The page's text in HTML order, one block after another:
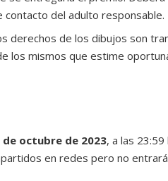
del adulto responsable.
derechos de los dibujos son
los mismos que estime
de octubre de 2023, a las
en redes pero no